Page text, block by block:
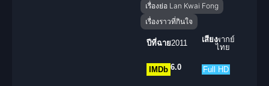
เรื่องย่อ Lan Kwai Fong
เรื่องราวที่กินใจ
ปีที่ฉาย2011 เสียงพากย์
ไทย
IMDb 6.0 Full HD